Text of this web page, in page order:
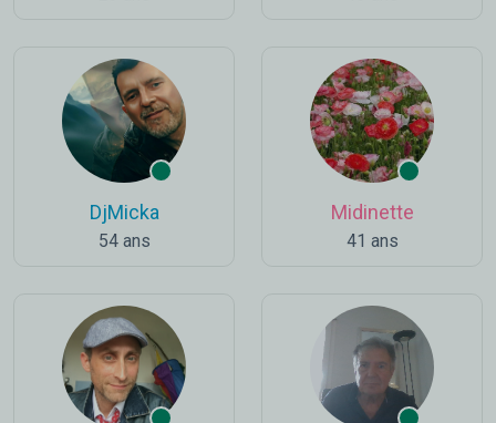
DjMicka
54 ans
Midinette
41 ans